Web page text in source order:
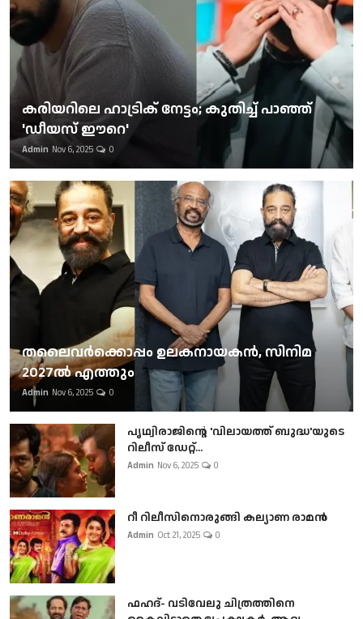
കരിയറിലെ ഹാട്രിക് നേട്ടം; കുതിച്ച് പാഞ്ഞ്
'ഡീയസ് ഈറെ'
Admin Nov 6, 2025 0
തലൈവര്‍ക്കൊപ്പം ഉലകനായകന്‍, സിനിമ
2027ല്‍ എത്തും
Admin Nov 6, 2025 0
പൃഥ്വിരാജിന്റെ 'വിലായത്ത് ബുദ്ധ'യുടെ
റിലീസ് ഡേറ്റ്...
Admin Nov 6, 2025 0
റീ റിലീസിനൊരുങ്ങി കല്യാണ രാമൻ
Admin Oct 21, 2025 0
ഫഹദ്- വടിവേലു ചിത്രത്തിനെ